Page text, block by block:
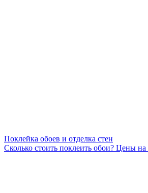
Поклейка обоев и отделка стен
Сколько стоить поклеить обои? Цены на